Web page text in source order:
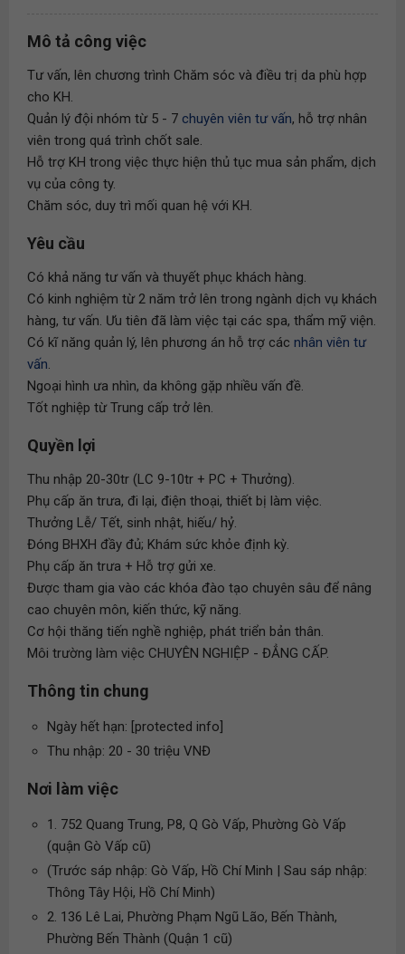
Mô tả công việc
Tư vấn, lên chương trình Chăm sóc và điều trị da phù hợp
cho KH.
Quản lý đội nhóm từ 5 - 7 chuyên viên tư vấn, hỗ trợ nhân
viên trong quá trình chốt sale.
Hỗ trợ KH trong việc thực hiện thủ tục mua sản phẩm, dịch
vụ của công ty.
Chăm sóc, duy trì mối quan hệ với KH.
Yêu cầu
Có khả năng tư vấn và thuyết phục khách hàng.
Có kinh nghiệm từ 2 năm trở lên trong ngành dịch vụ khách
hàng, tư vấn. Ưu tiên đã làm việc tại các spa, thẩm mỹ viện.
Có kĩ năng quản lý, lên phương án hỗ trợ các nhân viên tư
vấn.
Ngoại hình ưa nhìn, da không gặp nhiều vấn đề.
Tốt nghiệp từ Trung cấp trở lên.
Quyền lợi
Thu nhập 20-30tr (LC 9-10tr + PC + Thưởng).
Phụ cấp ăn trưa, đi lại, điện thoại, thiết bị làm việc.
Thưởng Lễ/ Tết, sinh nhật, hiếu/ hỷ.
Đóng BHXH đầy đủ; Khám sức khỏe định kỳ.
Phụ cấp ăn trưa + Hỗ trợ gửi xe.
Được tham gia vào các khóa đào tạo chuyên sâu để nâng
cao chuyên môn, kiến thức, kỹ năng.
Cơ hội thăng tiến nghề nghiệp, phát triển bản thân.
Môi trường làm việc CHUYÊN NGHIỆP - ĐẲNG CẤP.
Thông tin chung
Ngày hết hạn: [protected info]
Thu nhập: 20 - 30 triệu VNĐ
Nơi làm việc
1. 752 Quang Trung, P8, Q Gò Vấp, Phường Gò Vấp
(quận Gò Vấp cũ)
(Trước sáp nhập: Gò Vấp, Hồ Chí Minh | Sau sáp nhập:
Thông Tây Hội, Hồ Chí Minh)
2. 136 Lê Lai, Phường Phạm Ngũ Lão, Bến Thành,
Phường Bến Thành (Quận 1 cũ)